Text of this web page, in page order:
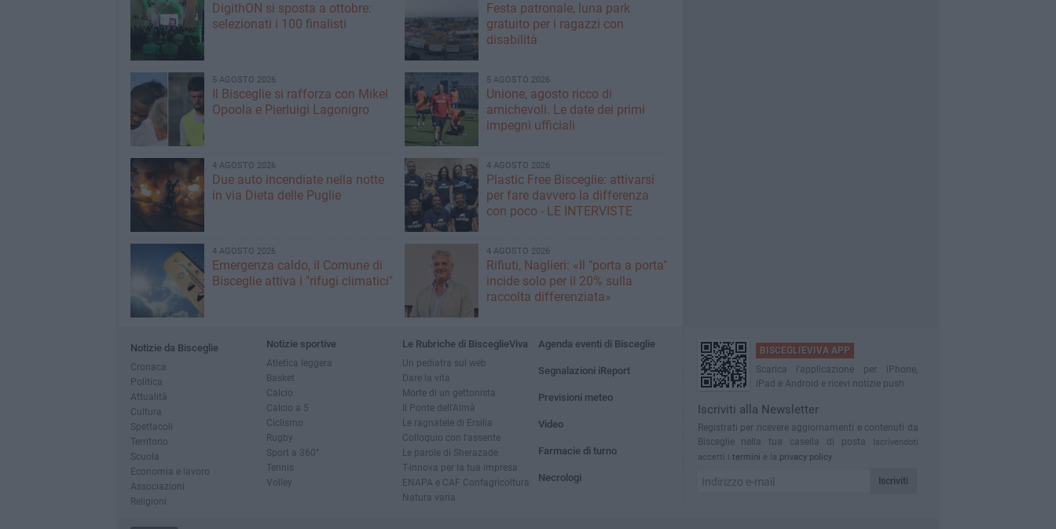
DigithON si sposta a ottobre:
selezionati i 100 finalisti
Festa patronale, luna park
gratuito per i ragazzi con
disabilità
5 AGOSTO 2026
Il Bisceglie si rafforza con Mikel
Opoola e Pierluigi Lagonigro
5 AGOSTO 2026
Unione, agosto ricco di
amichevoli. Le date dei primi
impegni ufficiali
4 AGOSTO 2026
Due auto incendiate nella notte
in via Dieta delle Puglie
4 AGOSTO 2026
Plastic Free Bisceglie: attivarsi
per fare davvero la differenza
con poco - LE INTERVISTE
4 AGOSTO 2026
Emergenza caldo, il Comune di
Bisceglie attiva i "rifugi climatici"
4 AGOSTO 2026
Rifiuti, Naglieri: «Il "porta a porta"
incide solo per il 20% sulla
raccolta differenziata»
Notizie da Bisceglie
Cronaca
Politica
Attualità
Cultura
Spettacoli
Territorio
Scuola
Economia e lavoro
Associazioni
Religioni
Notizie sportive
Atletica leggera
Basket
Calcio
Calcio a 5
Ciclismo
Rugby
Sport a 360°
Tennis
Volley
Le Rubriche di BisceglieViva
Un pediatra sul web
Dare la vita
Morte di un gettonista
Il Ponte dell'Almà
Le ragnatele di Ersilia
Colloquio con l'assente
Le parole di Sherazade
T-innova per la tua impresa
ENAPA e CAF Confagricoltura
Natura varia
Agenda eventi di Bisceglie
Segnalazioni iReport
Previsioni meteo
Video
Farmacie di turno
Necrologi
BISCEGLIEVIVA APP
Scarica l'applicazione per iPhone,
iPad e Android e ricevi notizie push
Iscriviti alla Newsletter
Registrati per ricevere aggiornamenti e contenuti da
Bisceglie nella tua casella di posta
Iscrivendoti
accetti i termini e la privacy policy
Iscriviti